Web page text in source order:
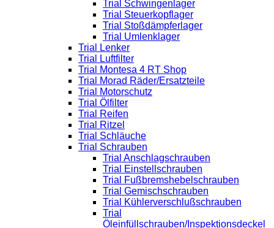
Trial Schwingenlager
Trial Steuerkopflager
Trial Stoßdämpferlager
Trial Umlenklager
Trial Lenker
Trial Luftfilter
Trial Montesa 4 RT Shop
Trial Morad Räder/Ersatzteile
Trial Motorschutz
Trial Ölfilter
Trial Reifen
Trial Ritzel
Trial Schläuche
Trial Schrauben
Trial Anschlagschrauben
Trial Einstellschrauben
Trial Fußbremshebelschrauben
Trial Gemischschrauben
Trial Kühlerverschlußschrauben
Trial
Öleinfüllschrauben/Inspektionsdeckel